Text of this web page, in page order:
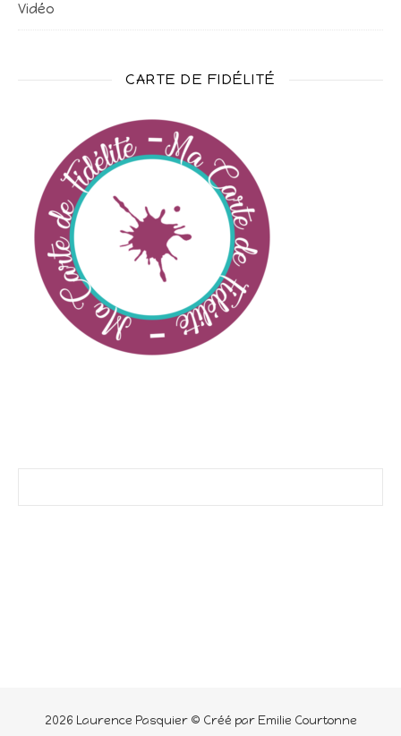
Vidéo
CARTE DE FIDÉLITÉ
2026 Laurence Pasquier © Créé par Emilie Courtonne